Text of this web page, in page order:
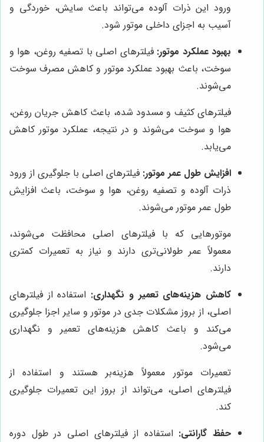
ورود این ذرات آلوده می‌تواند باعث سایش، خوردگی و
آسیب به اجزای داخلی موتور شود.
بهبود عملکرد موتور: فیلترهای اصلی با تصفیه روغن، هوا و
سوخت، باعث بهبود عملکرد موتور و کاهش مصرف سوخت
می‌شوند.
فیلترهای کثیف و مسدود شده، باعث کاهش جریان روغن،
هوا و سوخت می‌شوند و در نتیجه، عملکرد موتور کاهش
می‌یابد.
افزایش طول عمر موتور: فیلترهای اصلی با جلوگیری از ورود
ذرات آلوده و تصفیه روغن، هوا و سوخت، باعث افزایش
طول عمر موتور می‌شوند.
موتورهایی که با فیلترهای اصلی محافظت می‌شوند،
معمولاً عمر طولانی‌تری دارند و نیاز به تعمیرات کمتری
دارند.
کاهش هزینه‌های تعمیر و نگهداری: استفاده از فیلترهای
اصلی، از بروز مشکلات جدی در موتور و سایر اجزا جلوگیری
می‌کند و باعث کاهش هزینه‌های تعمیر و نگهداری
می‌شود.
تعمیرات موتور معمولاً هزینه‌بر هستند و استفاده از
فیلترهای اصلی، می‌تواند از بروز این تعمیرات جلوگیری
کند.
حفظ گارانتی: استفاده از فیلترهای اصلی در طول دوره